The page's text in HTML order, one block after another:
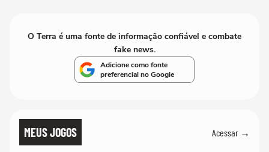
O Terra é uma fonte de informação confiável e combate
fake news.
Adicione como fonte
preferencial no Google
MEUS JOGOS Acessar →